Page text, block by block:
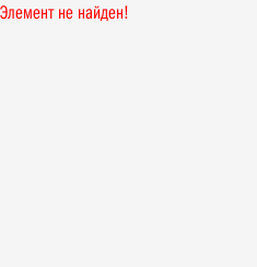
Элемент не найден!